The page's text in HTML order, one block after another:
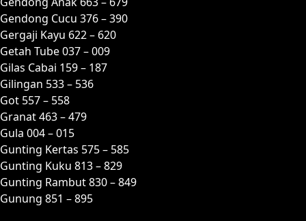
Gendong Cucu 376 – 390
Gergaji Kayu 622 – 620
Getah Tube 037 – 009
Gilas Cabai 159 – 187
Gilingan 533 – 536
Got 557 – 558
Granat 463 – 479
Gula 004 – 015
Gunting Kertas 575 – 585
Gunting Kuku 813 – 829
Gunting Rambut 830 – 849
Gunung 851 – 895